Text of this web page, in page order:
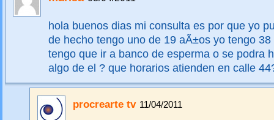
hola buenos dias mi consulta es por que yo
de hecho tengo uno de 19 aÃ±os yo tengo
tengo que ir a banco de esperma o se podra
algo de el ? que horarios atienden en calle
procrearte tv 11/04/2011